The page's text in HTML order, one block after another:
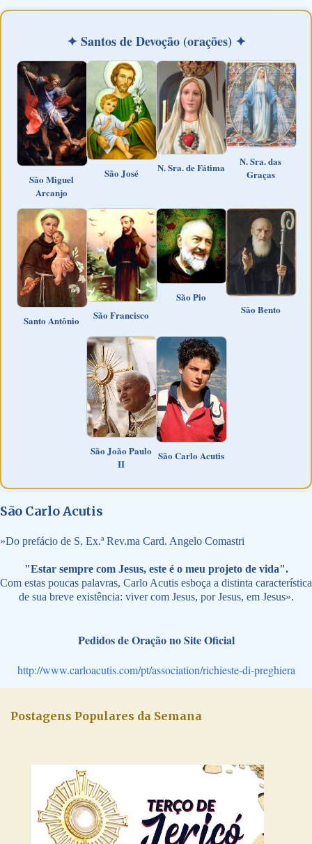
✦ Santos de Devoção (orações) ✦
São Miguel
Arcanjo
São José N. Sra. de Fátima
N. Sra. das
Graças
Santo Antônio São Francisco
São Pio
São Bento
São João Paulo
II
São Carlo Acutis
São Carlo Acutis
»Do prefácio de S. Ex.ª Rev.ma Card. Angelo Comastri
"Estar sempre com Jesus, este é o meu projeto de vida".
Com estas poucas palavras, Carlo Acutis esboça a distinta característica
de sua breve existência: viver com Jesus, por Jesus, em Jesus».
Pedidos de Oração no Site Oficial
http://www.carloacutis.com/pt/association/richieste-di-preghiera
Postagens Populares da Semana